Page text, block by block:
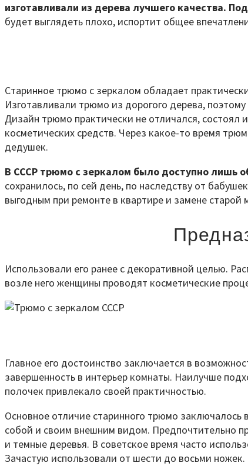
изготавливали из дерева лучшего качества.
будет выглядеть плохо, испортит общее
Старинное трюмо с зеркалом обладает
Изготавливали трюмо из дорогого дерева,
Дизайн трюмо практически не отличался,
косметических средств. Через какое-то время
дедушек.
В СССР трюмо с зеркалом было доступно лишь
сохранилось, по сей день, по наследству от
выгодным при ремонте в квартире и замене старой
Использовали его ранее с декоративной целью.
возле него женщины проводят косметические
Главное его достоинство заключается в
завершенность в интерьер комнаты. Наилучше
полочек привлекало своей практичностью.
Основное отличие старинного трюмо
собой и своим внешним видом. Предпочтительно
и темные деревья. В советское время часто
Зачастую использовали от шести до восьми ножек.